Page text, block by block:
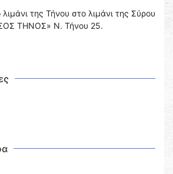
της Τήνου στο λιμάνι της Σύρου
ΤΗΝΟΣ» Ν. Τήνου 25.